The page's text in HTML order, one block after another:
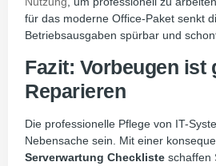
für das moderne Office-Paket senkt
Betriebsausgaben spürbar und
Fazit: Vorbeugen ist
Reparieren
Die professionelle Pflege von IT-
Nebensache sein. Mit einer
Serverwartung Checkliste schaffen